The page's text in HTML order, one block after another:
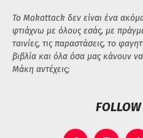
Το Makattack δεν είναι ένα
φτιάχνω με όλους εσάς, με
ταινίες, τις παραστάσεις, το
βιβλία και όλα όσα μας κάνουν
Μάκη αντέχεις;